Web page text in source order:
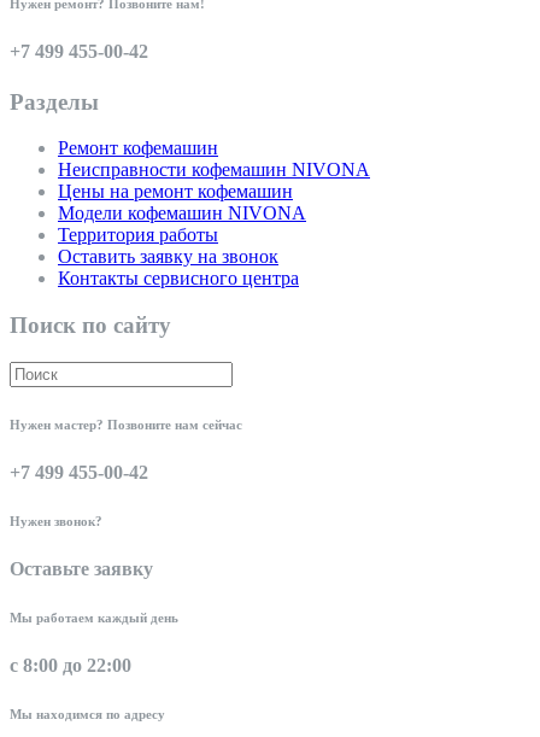
Нужен ремонт? Позвоните нам!
+7 499 455-00-42
Разделы
Ремонт кофемашин
Неисправности кофемашин NIVONA
Цены на ремонт кофемашин
Модели кофемашин NIVONA
Территория работы
Оставить заявку на звонок
Контакты сервисного центра
Поиск по сайту
Нужен мастер? Позвоните нам сейчас
+7 499 455-00-42
Нужен звонок?
Оставьте заявку
Мы работаем каждый день
с 8:00 до 22:00
Мы находимся по адресу